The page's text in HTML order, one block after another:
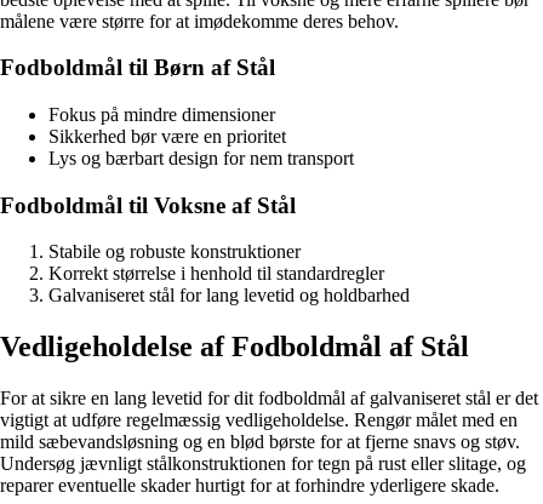
målene være større for at imødekomme deres behov.
Fodboldmål til Børn af Stål
Fokus på mindre dimensioner
Sikkerhed bør være en prioritet
Lys og bærbart design for nem transport
Fodboldmål til Voksne af Stål
Stabile og robuste konstruktioner
Korrekt størrelse i henhold til standardregler
Galvaniseret stål for lang levetid og holdbarhed
Vedligeholdelse af Fodboldmål af Stål
For at sikre en lang levetid for dit fodboldmål af galvaniseret stål er det
vigtigt at udføre regelmæssig vedligeholdelse. Rengør målet med en
mild sæbevandsløsning og en blød børste for at fjerne snavs og støv.
Undersøg jævnligt stålkonstruktionen for tegn på rust eller slitage, og
reparer eventuelle skader hurtigt for at forhindre yderligere skade.